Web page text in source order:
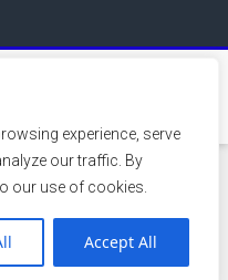
experience, serve
our traffic. By
our use of cookies.
Accept All
riservati.